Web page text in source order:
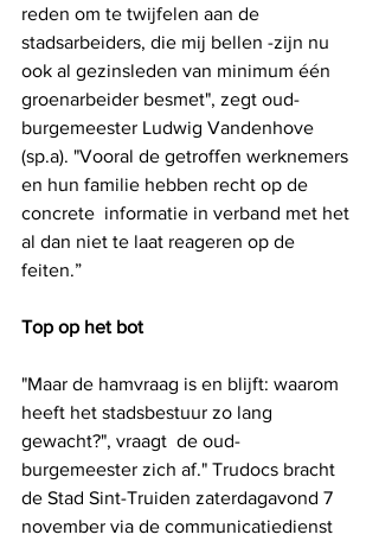
reden om te twijfelen aan de
stadsarbeiders, die mij bellen -zijn nu
ook al gezinsleden van minimum één
groenarbeider besmet", zegt oud-
burgemeester Ludwig Vandenhove
(sp.a). "Vooral de getroffen werknemers
en hun familie hebben recht op de
concrete  informatie in verband met het
al dan niet te laat reageren op de
feiten.”
Top op het bot
"Maar de hamvraag is en blijft: waarom
heeft het stadsbestuur zo lang
gewacht?", vraagt  de oud-
burgemeester zich af." Trudocs bracht
de Stad Sint-Truiden zaterdagavond 7
november via de communicatiedienst